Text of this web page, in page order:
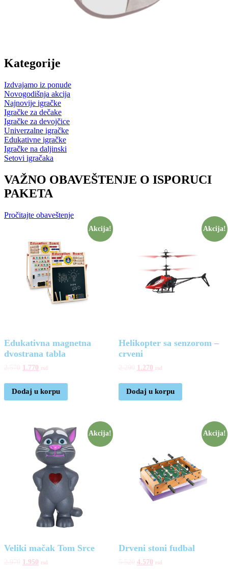
Kategorije
Izdvajamo iz ponude
Novogodišnja akcija
Najnovije igračke
Igračke za dečake
Igračke za devojčice
Univerzalne igračke
Edukativne igračke
Igračke na daljinski
Setovi igračaka
VAŽNO OBAVEŠTENJE O ISPORUCI
PAKETA
Pročitajte obaveštenje
Akcija!
Edukativna magnetna
dvostrana tabla
1.770 rsd
Dodaj u korpu
Akcija!
Helikopter sa senzorom –
crveni
1.270 rsd
Dodaj u korpu
Akcija!
Veliki mačak Tom Srce
1.950 rsd
Akcija!
Drveni stoni fudbal
4.570 rsd